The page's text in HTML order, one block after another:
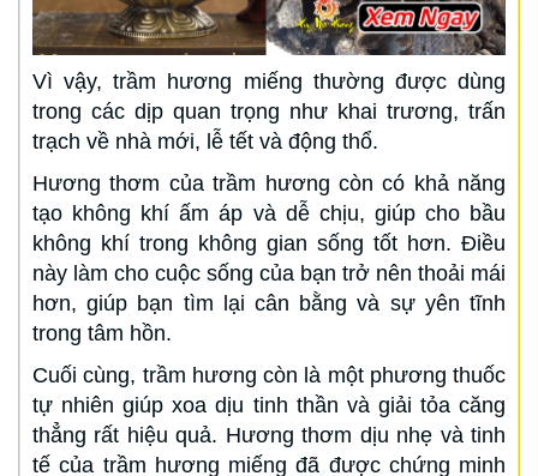
Vì vậy, trầm hương miếng thường được dùng
trong các dịp quan trọng như khai trương, trấn
trạch về nhà mới, lễ tết và động thổ.
Hương thơm của trầm hương còn có khả năng
tạo không khí ấm áp và dễ chịu, giúp cho bầu
không khí trong không gian sống tốt hơn. Điều
này làm cho cuộc sống của bạn trở nên thoải mái
hơn, giúp bạn tìm lại cân bằng và sự yên tĩnh
trong tâm hồn.
Cuối cùng, trầm hương còn là một phương thuốc
tự nhiên giúp xoa dịu tinh thần và giải tỏa căng
thẳng rất hiệu quả. Hương thơm dịu nhẹ và tinh
tế của trầm hương miếng đã được chứng minh